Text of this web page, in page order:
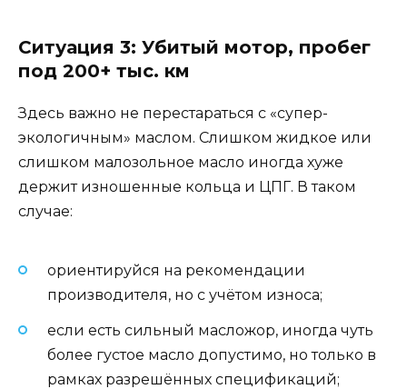
Ситуация 3: Убитый мотор, пробег
под 200+ тыс. км
Здесь важно не перестараться с «супер-
экологичным» маслом. Слишком жидкое или
слишком малозольное масло иногда хуже
держит изношенные кольца и ЦПГ. В таком
случае:
ориентируйся на рекомендации
производителя, но с учётом износа;
если есть сильный масложор, иногда чуть
более густое масло допустимо, но только в
рамках разрешённых спецификаций;